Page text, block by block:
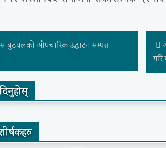
बुटवलको औपचारिक उद्घाटन सम्पन्न
गरि